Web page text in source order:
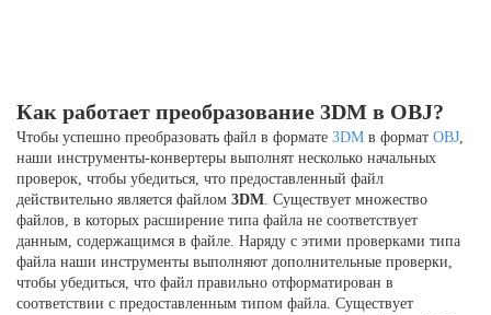
Как работает преобразование 3DM в OBJ?
Чтобы успешно преобразовать файл в формате 3DM в формат OBJ,
наши инструменты-конвертеры выполнят несколько начальных
проверок, чтобы убедиться, что предоставленный файл
действительно является файлом 3DM. Существует множество
файлов, в которых расширение типа файла не соответствует
данным, содержащимся в файле. Наряду с этими проверками типа
файла наши инструменты выполняют дополнительные проверки,
чтобы убедиться, что файл правильно отформатирован в
соответствии с предоставленным типом файла. Существует